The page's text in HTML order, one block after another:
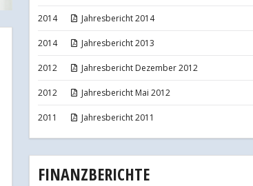
2014 Jahresbericht 2014
2014 Jahresbericht 2013
2012 Jahresbericht Dezember 2012
2012 Jahresbericht Mai 2012
2011 Jahresbericht 2011
FINANZBERICHTE